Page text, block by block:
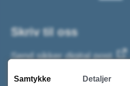
Skriv til oss
Send sikker digital post
Send e-post
Samtykke Detaljer